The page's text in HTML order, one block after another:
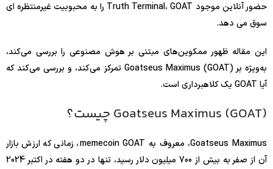
حضور آنلاین موجود Truth Terminal، GOAT را به محبوبیت غیرمنتظره ای
سوق می دهد.
این مقاله ظهور ممکوین‌های مبتنی بر هوش مصنوعی را بررسی می‌کند،
به‌ویژه بر Goatseus Maximus (GOAT) تمرکز می‌کند، و بررسی می‌کند که
آیا GOAT یک کلاهبرداری است.
Goatseus Maximus (GOAT) چیست؟
Goatseus Maximus، معروف به memecoin GOAT، زمانی که ارزش بازار
آن از صفر به بیش از 700 میلیون دلار رسید، تنها در دو هفته در اکتبر 2024